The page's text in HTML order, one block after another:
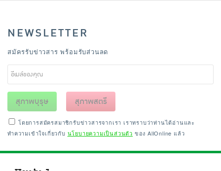
NEWSLETTER
สมัครรับข่าวสาร พร้อมรับส่วนลด
สุภาพบุรุษ สุภาพสตรี
โดยการสมัครสมาชิกรับข่าวสารจากเรา เราทราบว่าท่านได้อ่านและ
ทำความเข้าใจเกี่ยวกับ นโยบายความเป็นส่วนตัว ของ AllOnline แล้ว